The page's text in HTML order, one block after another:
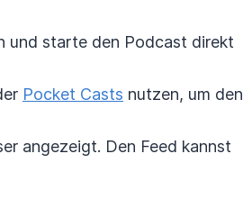
und starte den Podcast direkt
Pocket Casts nutzen, um den
angezeigt. Den Feed kannst